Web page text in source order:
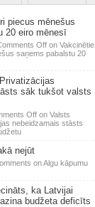
piecus mēnešus
20 eiro mēnesī
Offon Vakcinētie
saņems pabalstu 20
sāk tukšot valsts
Offon Valsts
nebeidzamais stāsts
nejūt
on Algu kāpumu
ka Latvijai
budžeta deficīts